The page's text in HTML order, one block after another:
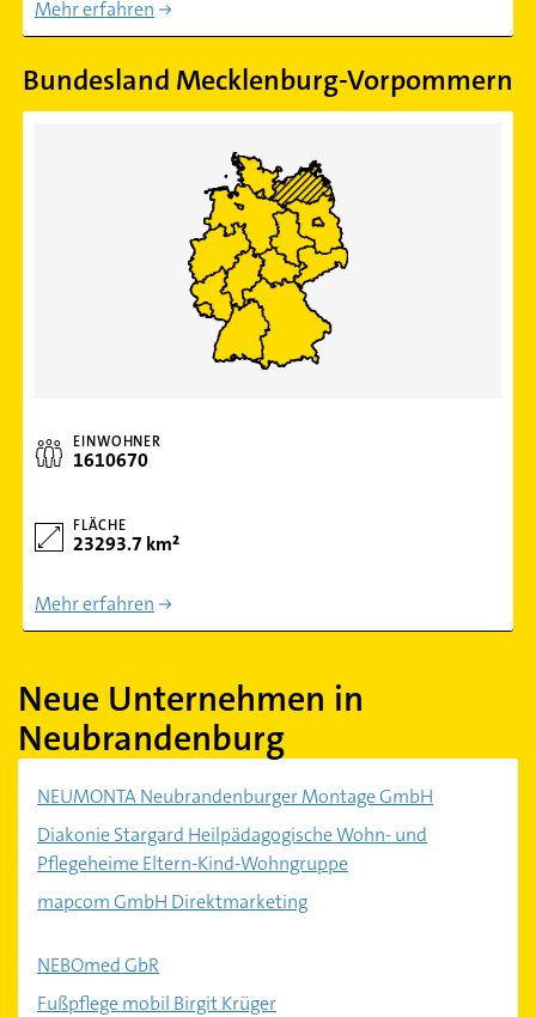
Mehr erfahren
Bundesland Mecklenburg-Vorpommern
EINWOHNER
1610670
FLÄCHE
23293.7 km²
Mehr erfahren
Neue Unternehmen in
Neubrandenburg
NEUMONTA Neubrandenburger Montage GmbH
Diakonie Stargard Heilpädagogische Wohn- und
Pflegeheime Eltern-Kind-Wohngruppe
mapcom GmbH Direktmarketing
NEBOmed GbR
Fußpflege mobil Birgit Krüger